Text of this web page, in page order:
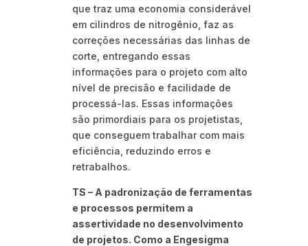
que traz uma economia considerável
em cilindros de nitrogênio, faz as
correções necessárias das linhas de
corte, entregando essas
informações para o projeto com alto
nível de precisão e facilidade de
processá-las. Essas informações
são primordiais para os projetistas,
que conseguem trabalhar com mais
eficiência, reduzindo erros e
retrabalhos.
TS – A padronização de ferramentas
e processos permitem a
assertividade no desenvolvimento
de projetos. Como a Engesigma